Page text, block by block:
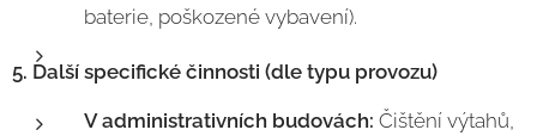
baterie, poškozené vybavení).
5. Další specifické činnosti (dle typu provozu)
V administrativních budovách: Čištění výtahů,